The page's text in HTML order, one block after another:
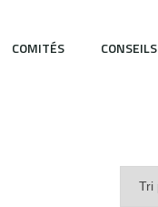
COMITÉS CONSEILS